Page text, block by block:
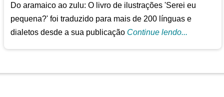
Do aramaico ao zulu: O livro de ilustrações 'Serei eu
pequena?' foi traduzido para mais de 200 línguas e
dialetos desde a sua publicação Continue lendo...